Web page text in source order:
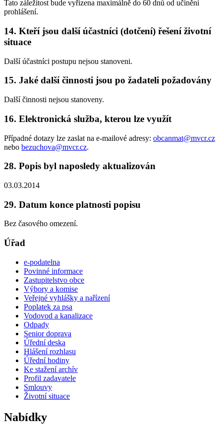
Tato záležitost bude vyřízena maximálně do 60 dnů od učinění
prohlášení.
14. Kteří jsou další účastníci (dotčení) řešení životní
situace
Další účastníci postupu nejsou stanoveni.
15. Jaké další činnosti jsou po žadateli požadovány
Další činnosti nejsou stanoveny.
16. Elektronická služba, kterou lze využít
Případné dotazy lze zaslat na e-mailové adresy: obcanmat@mvcr.cz
nebo bezuchova@mvcr.cz.
28. Popis byl naposledy aktualizován
03.03.2014
29. Datum konce platnosti popisu
Bez časového omezení.
Úřad
e-podatelna
Povinné informace
Zastupitelstvo obce
Výbory a komise
Veřejné vyhlášky a nařízení
Poplatek za psa
Vodovod a kanalizace
Odpady
Senior doprava
Úřední deska
Hlášení rozhlasu
Úřední hodiny
Ke stažení archív
Profil zadavatele
Smlouvy
Životní situace
Nabídky